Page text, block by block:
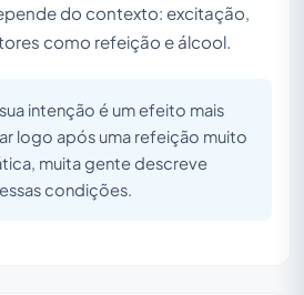
do contexto: excitação,
como refeição e álcool.
intenção é um efeito mais
logo após uma refeição muito
muita gente descreve
condições.